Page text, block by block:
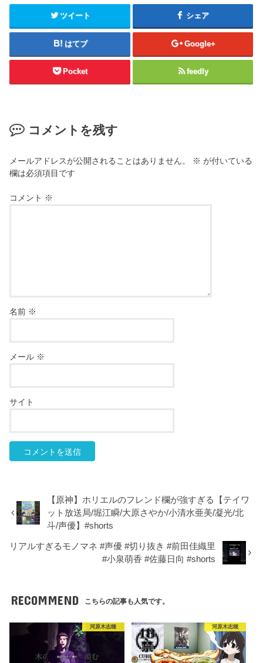
ツイート シェア
はてブ Google+
Pocket feedly
コメントを残す
メールアドレスが公開されることはありません。 ※ が付いている
欄は必須項目です
コメント ※
名前 ※
メール ※
サイト
【原神】ホリエルのフレンド欄が強すぎる【テイワ
ット放送局/堀江瞬/大原さやか/小清水亜美/凝光/北
斗/声優】#shorts
リアルすぎるモノマネ #声優 #切り抜き #前田佳織里
#小泉萌香 #佐藤日向 #shorts
RECOMMEND こちらの記事も人気です。
河原木志穂 河原木志穂